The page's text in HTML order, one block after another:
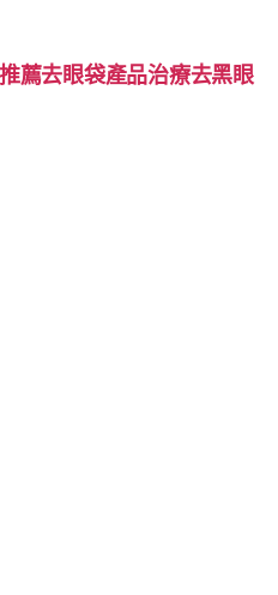
薦去眼袋產品治療去黑眼